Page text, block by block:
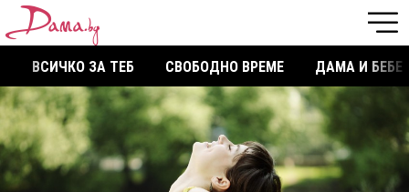
ВСИЧКО ЗА ТЕБ СВОБОДНО ВРЕМЕ ДАМА И БЕБЕ